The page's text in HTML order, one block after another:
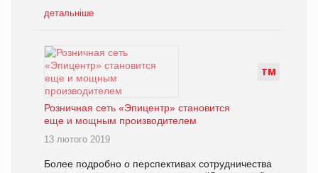
детальніше
ТМ
Розничная сеть «Эпицентр» становится
еще и мощным производителем
13 лютого 2019
Более подробно о перспективах сотрудничества